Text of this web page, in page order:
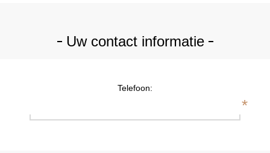
Uw contact informatie
Telefoon:
*